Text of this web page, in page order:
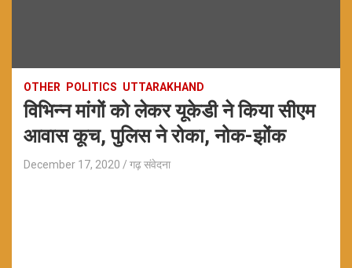
OTHER POLITICS UTTARAKHAND
विभिन्न मांगों को लेकर यूकेडी ने किया सीएम
आवास कूच, पुलिस ने रोका, नोक-झोंक
December 17, 2020 गढ़ संवेदना